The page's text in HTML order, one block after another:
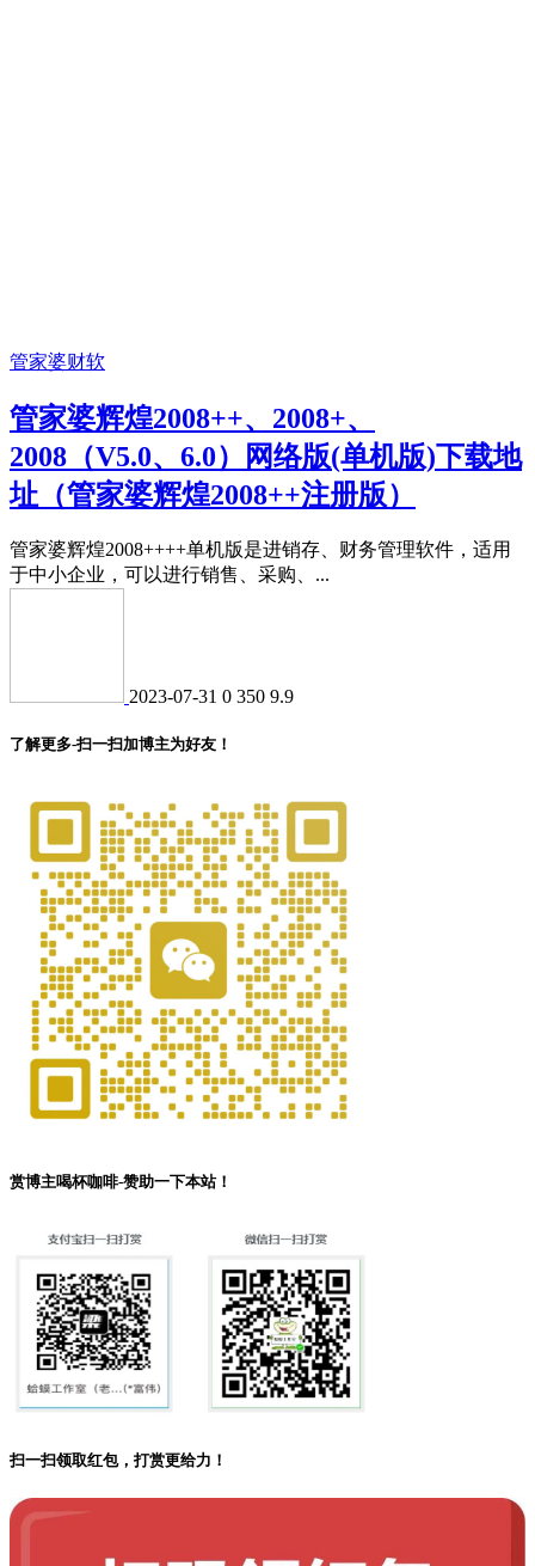
管家婆财软
管家婆辉煌2008++、2008+、
2008（V5.0、6.0）网络版(单机版)下载地
址（管家婆辉煌2008++注册版）
管家婆辉煌2008++++单机版是进销存、财务管理软件，适用
于中小企业，可以进行销售、采购、...
2023-07-31 0 350 9.9
了解更多-扫一扫加博主为好友！
赏博主喝杯咖啡-赞助一下本站！
扫一扫领取红包，打赏更给力！